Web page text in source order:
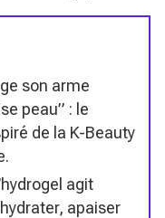
son arme
peau” : le
de la K-Beauty
agit
apaiser